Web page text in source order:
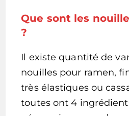
Que sont les
?
Il existe quantité de
nouilles pour ramen,
très élastiques ou
toutes ont 4